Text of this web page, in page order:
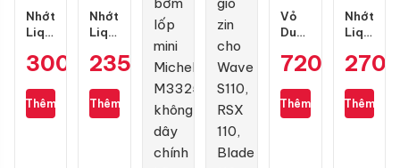
Nhớt
Liqui
Motorbike
4T
10W40
300.000₫
Thêm
Nhớt
Liqui
10W40
0.8L
235.000₫
Thêm
Vỏ
Dunlop
size
10
720.000₫
Thêm
Nhớt
Liqui
10W40
1L
Thêm